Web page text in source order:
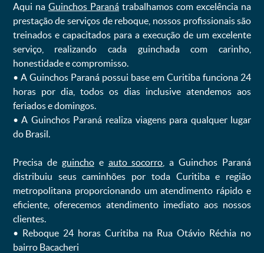
Aqui na Guinchos Paranátrabalhamos com excelência na
prestação de serviços de reboque, nossos profissionais são
treinados e capacitados para a execução de um excelente
serviço, realizando cada guinchada com carinho,
honestidade e compromisso.
ㅤㅤ• A Guinchos Paraná possui base em Curitiba funciona 24
horas por dia, todos os dias inclusive atendemos aos
feriados e domingos.
ㅤㅤ• A Guinchos Paraná realiza viagens para qualquer lugar
do Brasil.
Precisa de guinchoe auto socorro , a Guinchos Paraná
distribuiu seus caminhões por toda Curitiba e região
metropolitana proporcionando um atendimento rápido e
eficiente, oferecemos atendimento imediato aos nossos
clientes.
ㅤㅤ• Reboque 24 horas Curitiba na Rua Otávio Réchia no
bairro Bacacheri